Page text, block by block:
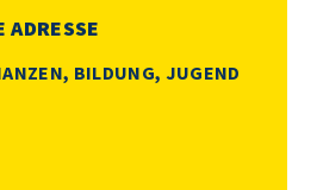
ADRESSE
BILDUNG, JUGEND